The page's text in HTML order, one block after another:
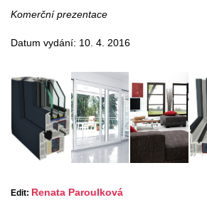
Komerční prezentace
Datum vydání: 10. 4. 2016
Edit: Renata Paroulková